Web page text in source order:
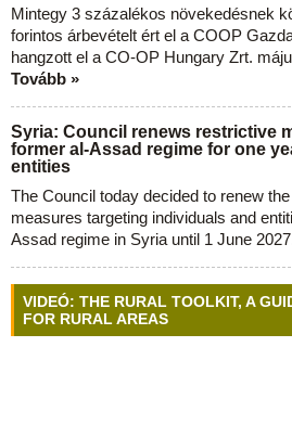
Mintegy 3 százalékos növekedésnek
forintos árbevételt ért el a COOP
hangzott el a CO-OP Hungary Zrt.
Tovább »
Syria: Council renews restrictive
former al-Assad regime for one
entities
The Council today decided to renew
measures targeting individuals and
Assad regime in Syria until 1 June
VIDEÓ: THE RURAL TOOLKIT, A
FOR RURAL AREAS